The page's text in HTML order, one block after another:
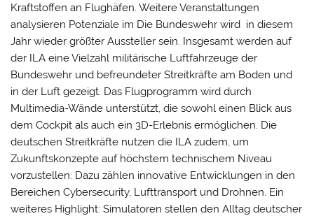
Kraftstoffen an Flughäfen. Weitere Veranstaltungen
analysieren Potenziale im Die Bundeswehr wird in diesem
Jahr wieder größter Aussteller sein. Insgesamt werden auf
der ILA eine Vielzahl militärische Luftfahrzeuge der
Bundeswehr und befreundeter Streitkräfte am Boden und
in der Luft gezeigt. Das Flugprogramm wird durch
Multimedia-Wände unterstützt, die sowohl einen Blick aus
dem Cockpit als auch ein 3D-Erlebnis ermöglichen. Die
deutschen Streitkräfte nutzen die ILA zudem, um
Zukunftskonzepte auf höchstem technischem Niveau
vorzustellen. Dazu zählen innovative Entwicklungen in den
Bereichen Cybersecurity, Lufttransport und Drohnen. Ein
weiteres Highlight: Simulatoren stellen den Alltag deutscher